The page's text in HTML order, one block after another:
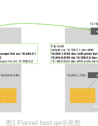
图1 Flannel host-gw示意图